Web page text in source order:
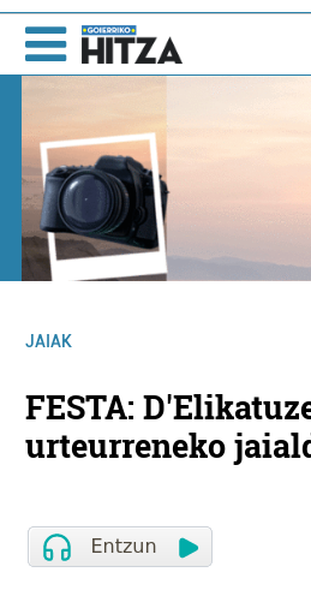
JAIAK
FESTA:
urteurreneko